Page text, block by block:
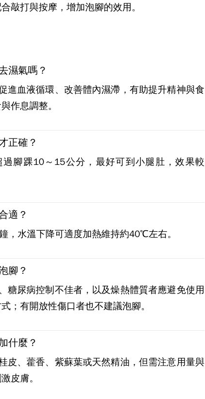
敲打與按摩，增加泡腳的效用。
濕氣嗎？
進血液循環、改善體內濕滯，有助提升精神與食
作息調整。
正確？
腳踝10～15公分，最好可到小腿肚，效果較
適？
，水溫下降可適度加熱維持約40℃左右。
腳？
糖尿病控制不佳者，以及燥熱體質者應避免使用
；有開放性傷口者也不建議泡腳。
什麼？
皮、藿香、紫蘇葉或天然精油，但需注意用量與
皮膚。